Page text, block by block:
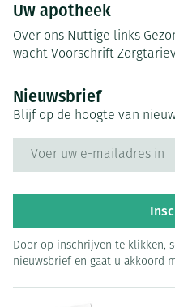
Uw apotheek
Over ons Nuttige links
wacht Voorschrift
Nieuwsbrief
Blijf op de hoogte van
Door op inschrijven te klikken,
nieuwsbrief en gaat u akkoord